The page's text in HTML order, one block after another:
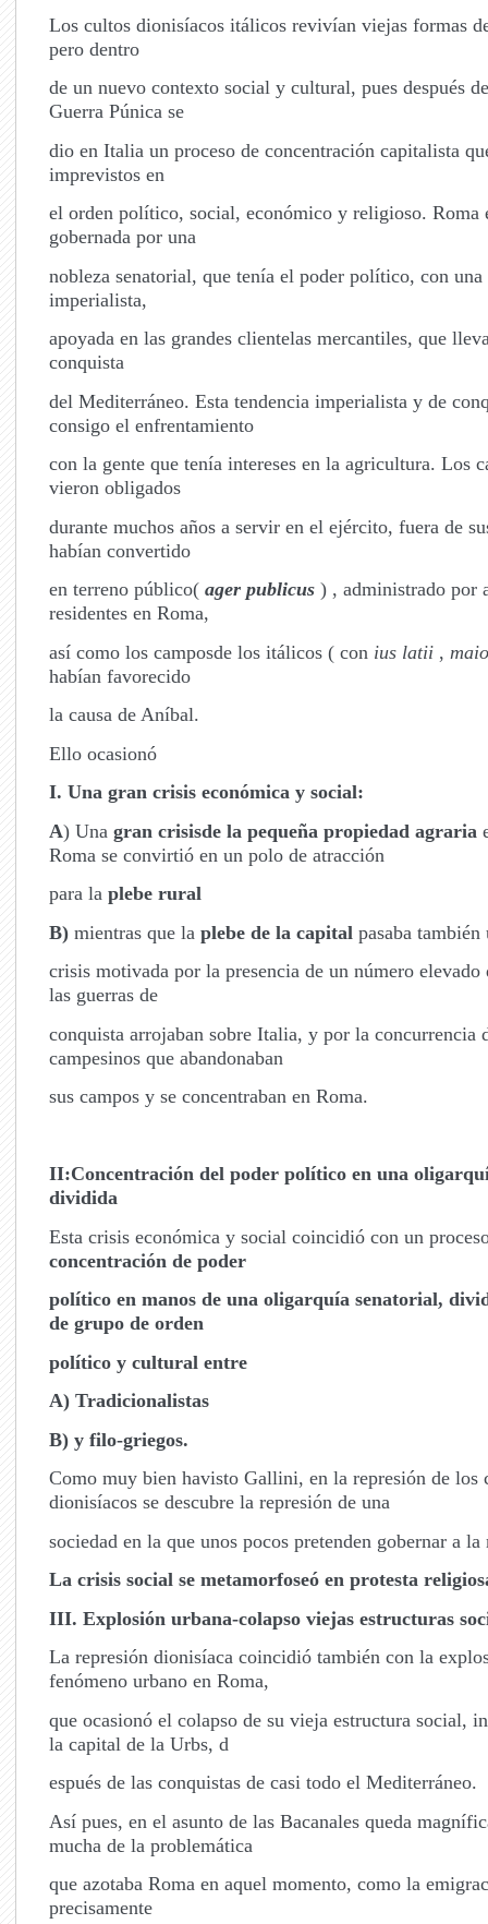
Los cultos dionisíacos itálicos revivían viejas formas
pero dentro
de un nuevo contexto social y cultural, pues después
Guerra Púnica se
dio en Italia un proceso de concentración capitalista
imprevistos en
el orden político, social, económico y religioso. Roma
gobernada por una
nobleza senatorial, que tenía el poder político, con una
imperialista,
apoyada en las grandes clientelas mercantiles, que
conquista
del Mediterráneo. Esta tendencia imperialista y de
consigo el enfrentamiento
con la gente que tenía intereses en la agricultura. Los
vieron obligados
durante muchos años a servir en el ejército, fuera de
habían convertido
en terreno público( ager publicus) , administrado por
residentes en Roma,
así como los camposde los itálicos ( con ius latii,
habían favorecido
la causa de Aníbal.
Ello ocasionó
I. Una gran crisis económica y social:
A) Una gran crisisde la pequeña propiedad agraria
Roma se convirtió en un polo de atracción
para la plebe rural
B)mientras que la plebe de la capital pasaba
crisis motivada por la presencia de un número elevado
las guerras de
conquista arrojaban sobre Italia, y por la concurrencia
campesinos que abandonaban
sus campos y se concentraban en Roma.
II:Concentración del poder político en una
dividida
Esta crisis económica y social coincidió con un
concentración de poder
político en manos de una oligarquía senatorial,
de grupo de orden
político y cultural entre
A) Tradicionalistas
B) y filo-griegos.
Como muy bien havisto Gallini, en la represión de los
dionisíacos se descubre la represión de una
sociedad en la que unos pocos pretenden gobernar a
La crisis social se metamorfoseó en protesta
III. Explosión urbana-colapso viejas estructuras
La represión dionisíaca coincidió también con la
fenómeno urbano en Roma,
que ocasionó el colapso de su vieja estructura social,
la capital de la Urbs, d
espués de las conquistas de casi todo el Mediterráneo.
Así pues, en el asunto de las Bacanales queda
mucha de la problemática
que azotaba Roma en aquel momento, como la
precisamente